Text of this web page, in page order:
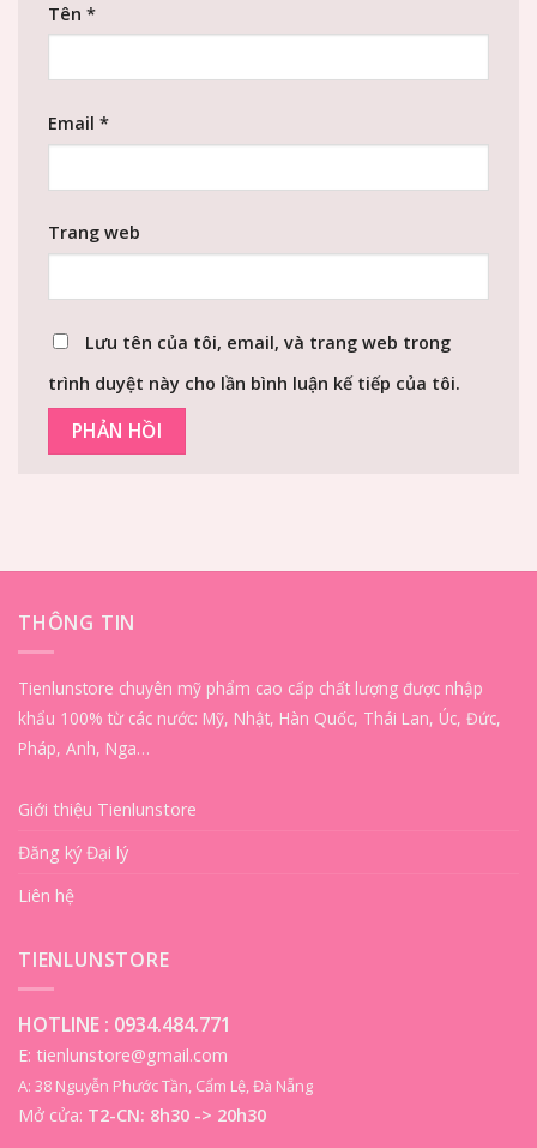
Tên *
Email *
Trang web
Lưu tên của tôi, email, và trang web trong
trình duyệt này cho lần bình luận kế tiếp của tôi.
THÔNG TIN
Tienlunstore chuyên mỹ phẩm cao cấp chất lượng được nhập
khẩu 100% từ các nước: Mỹ, Nhật, Hàn Quốc, Thái Lan, Úc, Đức,
Pháp, Anh, Nga…
Giới thiệu Tienlunstore
Đăng ký Đại lý
Liên hệ
TIENLUNSTORE
HOTLINE : 0934.484.771
E: tienlunstore@gmail.com
A: 38 Nguyễn Phước Tần, Cẩm Lệ, Đà Nẵng
Mở cửa: T2-CN: 8h30 -> 20h30